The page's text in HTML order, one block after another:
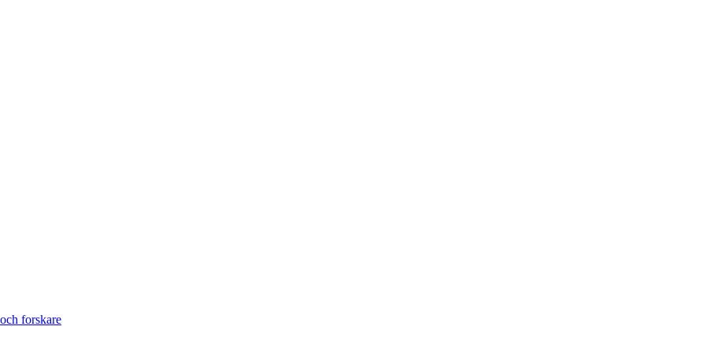
forskare